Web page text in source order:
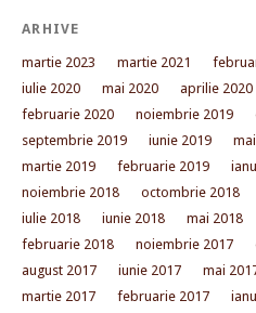
ARHIVE
martie 2023 martie 2021
iulie 2020
mai 2020 aprilie 2020
februarie 2020
noiembrie 2019
septembrie 2019
iunie 2019
martie 2019
februarie 2019
noiembrie 2018
octombrie 2018
iulie 2018
iunie 2018 mai 2018
februarie 2018
noiembrie 2017
august 2017
iunie 2017 mai
martie 2017
februarie 2017